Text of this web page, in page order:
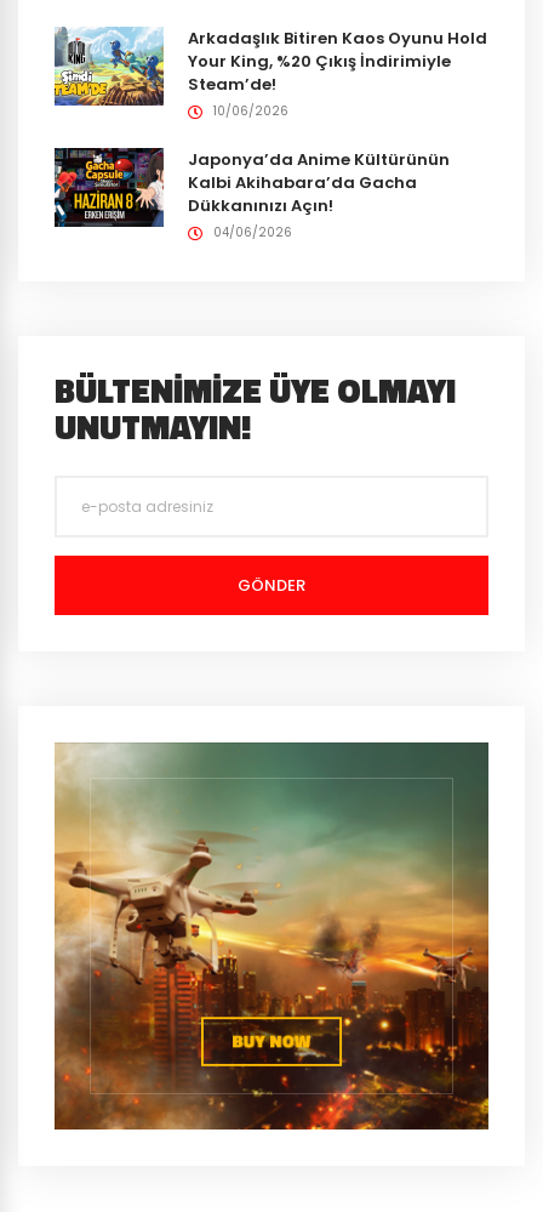
Arkadaşlık Bitiren Kaos Oyunu Hold
Your King, %20 Çıkış İndirimiyle
Steam’de!
10/06/2026
Japonya’da Anime Kültürünün
Kalbi Akihabara’da Gacha
Dükkanınızı Açın!
04/06/2026
BÜLTENIMIZE ÜYE OLMAYI
UNUTMAYIN!